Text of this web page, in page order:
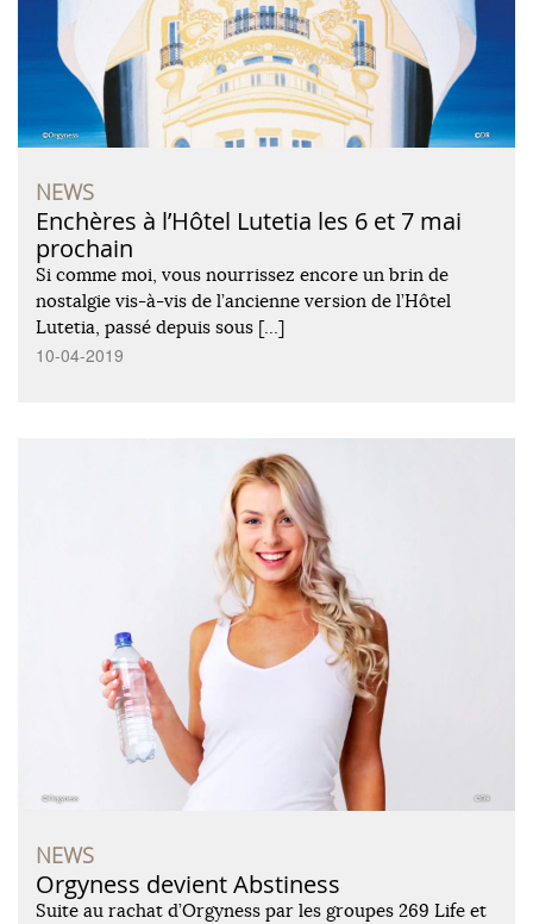
NEWS
Enchères à l’Hôtel Lutetia les 6 et 7 mai
prochain
Si comme moi, vous nourrissez encore un brin de
nostalgie vis-à-vis de l’ancienne version de l’Hôtel
Lutetia, passé depuis sous […]
10-04-2019
NEWS
Orgyness devient Abstiness
Suite au rachat d’Orgyness par les groupes 269 Life et